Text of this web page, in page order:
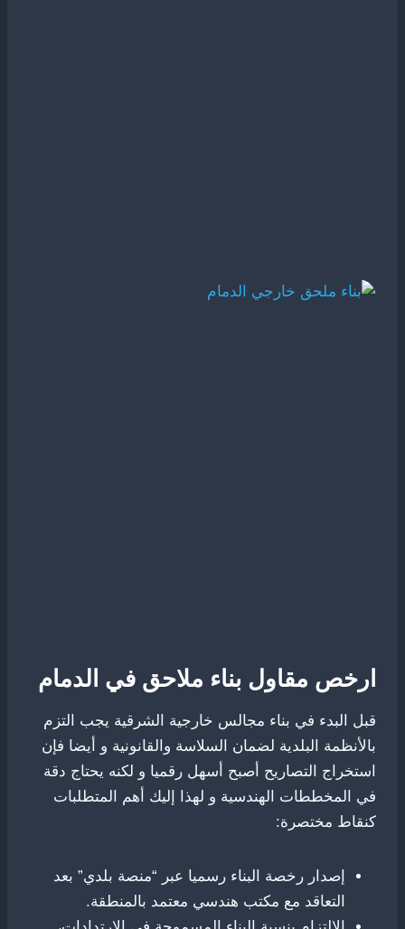
ارخص مقاول بناء ملاحق في الدمام
قبل البدء في بناء مجالس خارجية الشرقية يجب التزم
بالأنظمة البلدية لضمان السلاسة والقانونية و أيضا فإن
استخراج التصاريح أصبح أسهل رقميا و لكنه يحتاج دقة
في المخططات الهندسية و لهذا إليك أهم المتطلبات
كنقاط مختصرة:
إصدار رخصة البناء رسميا عبر “منصة بلدي” بعد
التعاقد مع مكتب هندسي معتمد بالمنطقة.